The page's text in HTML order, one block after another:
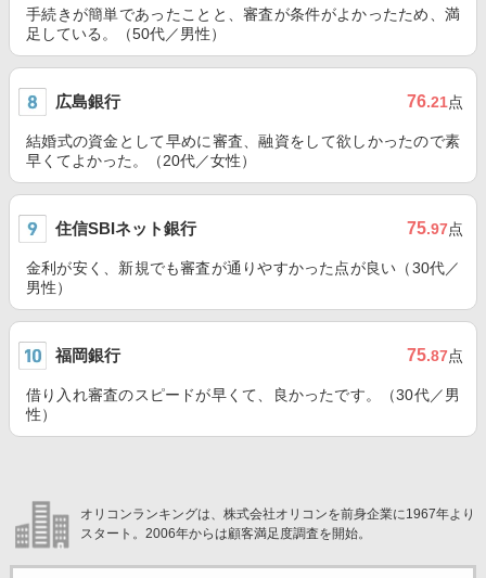
手続きが簡単であったことと、審査が条件がよかったため、満
足している。（50代／男性）
広島銀行 76.21点
結婚式の資金として早めに審査、融資をして欲しかったので素
早くてよかった。（20代／女性）
住信SBIネット銀行 75.97点
金利が安く、新規でも審査が通りやすかった点が良い（30代／
男性）
福岡銀行 75.87点
借り入れ審査のスピードが早くて、良かったです。（30代／男
性）
オリコンランキングは、株式会社オリコンを前身企業に1967年より
スタート。2006年からは顧客満足度調査を開始。